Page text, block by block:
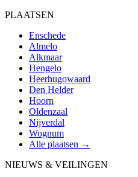
PLAATSEN
Enschede
Almelo
Alkmaar
Hengelo
Heerhugowaard
Den Helder
Hoorn
Oldenzaal
Nijverdal
Wognum
Alle plaatsen →
NIEUWS & VEILINGEN